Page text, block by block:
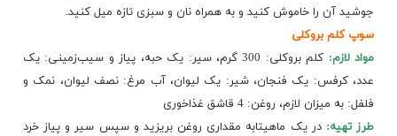
جوشید آن را خاموش کنید و به همراه نان و سبزی تازه میل کنید.
سوپ کلم بروکلی
مواد لازم:
کلم بروکلی: 300 گرم، سیر: یک حبه، پیاز و سیب‌زمینی: یک
عدد، کرفس: یک فنجان، شیر: یک لیوان، آب مرغ: نصف لیوان، نمک و
فلفل: به میزان لازم، روغن: 4 قاشق غذاخوری
طرز تهیه: در یک ماهیتابه مقداری روغن بریزید و سپس سیر و پیاز خرد